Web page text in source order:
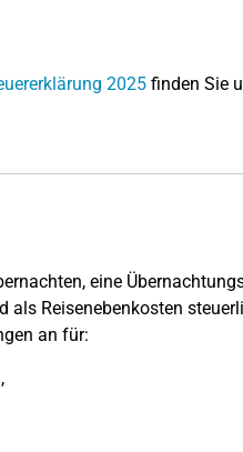
2025finden Sie
eine
als Reisenebenkosten
an für: